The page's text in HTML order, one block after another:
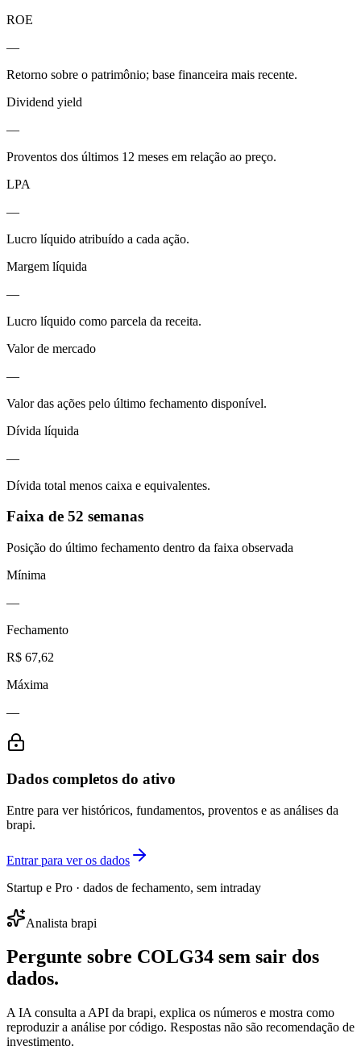
ROE
—
Retorno sobre o patrimônio; base financeira mais recente.
Dividend yield
—
Proventos dos últimos 12 meses em relação ao preço.
LPA
—
Lucro líquido atribuído a cada ação.
Margem líquida
—
Lucro líquido como parcela da receita.
Valor de mercado
—
Valor das ações pelo último fechamento disponível.
Dívida líquida
—
Dívida total menos caixa e equivalentes.
Faixa de 52 semanas
Posição do último fechamento dentro da faixa observada
Mínima
—
Fechamento
R$ 67,62
Máxima
—
Dados completos do ativo
Entre para ver históricos, fundamentos, proventos e as análises da
brapi.
Entrar para ver os dados
Startup e Pro · dados de fechamento, sem intraday
Analista brapi
Pergunte sobre COLG34 sem sair dos
dados.
A IA consulta a API da brapi, explica os números e mostra como
reproduzir a análise por código. Respostas não são recomendação de
investimento.